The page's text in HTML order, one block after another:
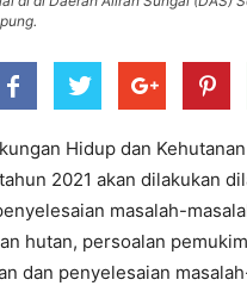
Hidup dan
2021 akan dilakukan
masalah-
hutan, persoalan
dan penyelesaian